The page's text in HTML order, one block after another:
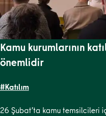
Kamu kurumlarının
önemlidir
#Katılım
26 Şubat’ta kamu temsilcileri